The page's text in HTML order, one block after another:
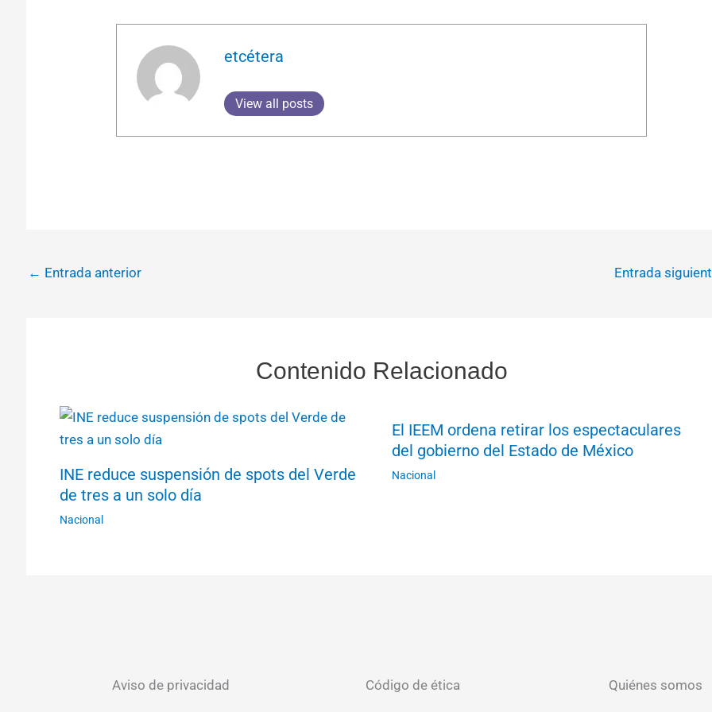
etcétera
View all posts
← Entrada anterior Entrada
Contenido Relacionado
INE reduce suspensión de spots del Verde
de tres a un solo día
Nacional
El IEEM ordena retirar los espectaculares
del gobierno del Estado de México
Nacional
Aviso de privacidad Código de ética Quiénes somos